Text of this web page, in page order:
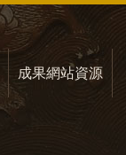
成果網站資源